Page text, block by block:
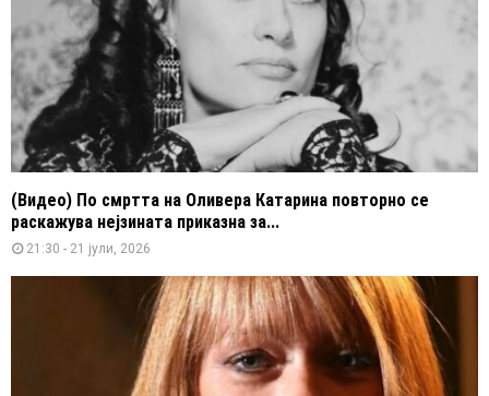
(Видео) По смртта на Оливера Катарина повторно се
раскажува нејзината приказна за...
21:30 - 21 јули, 2026